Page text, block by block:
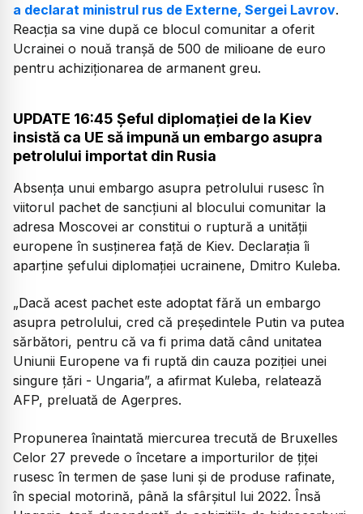
a declarat ministrul rus de Externe, Sergei Lavrov.
Reacția sa vine după ce blocul comunitar a oferit
Ucrainei o nouă tranșă de 500 de milioane de euro
pentru achiziționarea de armanent greu.
UPDATE 16:45 Șeful diplomației de la Kiev
insistă ca UE să impună un embargo asupra
petrolului importat din Rusia
Absenţa unui embargo asupra petrolului rusesc în
viitorul pachet de sancţiuni al blocului comunitar la
adresa Moscovei ar constitui o ruptură a unităţii
europene în susţinerea faţă de Kiev. Declarația îi
aparține șefului diplomației ucrainene, Dmitro Kuleba.
„Dacă acest pachet este adoptat fără un embargo
asupra petrolului, cred că preşedintele Putin va putea
sărbători, pentru că va fi prima dată când unitatea
Uniunii Europene va fi ruptă din cauza poziţiei unei
singure ţări - Ungaria”, a afirmat Kuleba, relatează
AFP, preluată de Agerpres.
Propunerea înaintată miercurea trecută de Bruxelles
Celor 27 prevede o încetare a importurilor de ţiţei
rusesc în termen de şase luni şi de produse rafinate,
în special motorină, până la sfârşitul lui 2022. Însă